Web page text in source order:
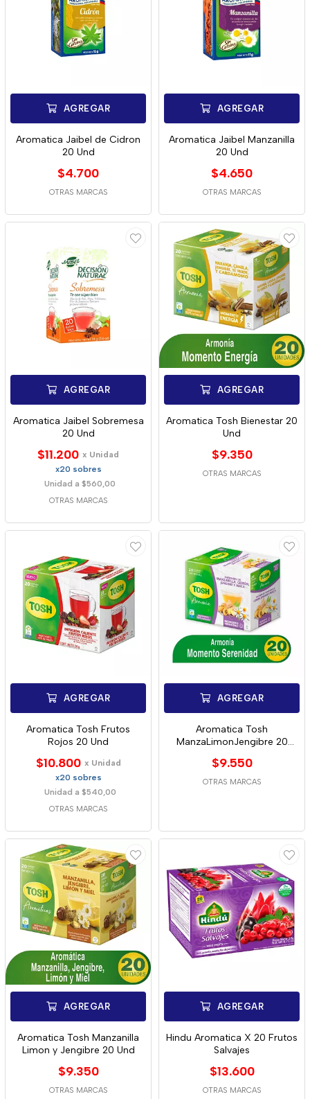
AGREGAR
Aromatica Jaibel de Cidron
20 Und
$4.700
OTRAS MARCAS
AGREGAR
Aromatica Jaibel Manzanilla
20 Und
$4.650
OTRAS MARCAS
AGREGAR
Aromatica Jaibel Sobremesa
20 Und
$11.200 x Unidad
x20 sobres
Unidad a $560,00
OTRAS MARCAS
AGREGAR
Aromatica Tosh Bienestar 20
Und
$9.350
OTRAS MARCAS
AGREGAR
Aromatica Tosh Frutos
Rojos 20 Und
$10.800 x Unidad
x20 sobres
Unidad a $540,00
OTRAS MARCAS
AGREGAR
Aromatica Tosh
ManzaLimonJengibre 20
$9.550
OTRAS MARCAS
AGREGAR
Aromatica Tosh Manzanilla
Limon y Jengibre 20 Und
$9.350
OTRAS MARCAS
AGREGAR
Hindu Aromatica X 20 Frutos
Salvajes
$13.600
OTRAS MARCAS